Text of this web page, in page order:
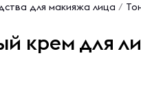
для макияжа лица /
крем для